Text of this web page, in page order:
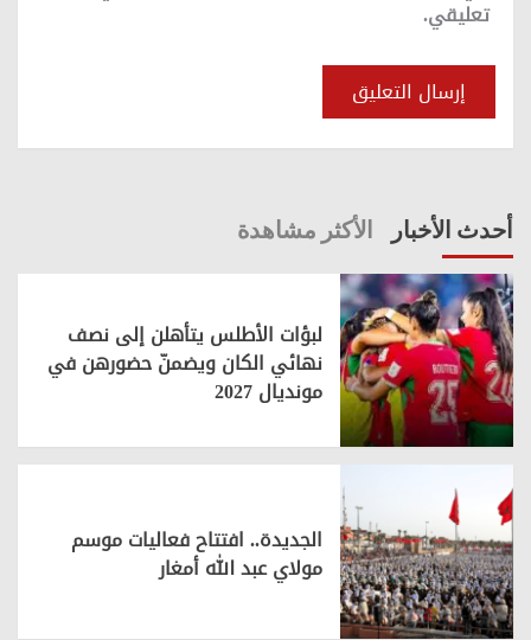
تعليقي.
أحدث الأخبار الأكثر مشاهدة
لبؤات الأطلس يتأهلن إلى نصف
نهائي الكان ويضمنّ حضورهن في
مونديال 2027
الجديدة.. افتتاح فعاليات موسم
مولاي عبد الله أمغار